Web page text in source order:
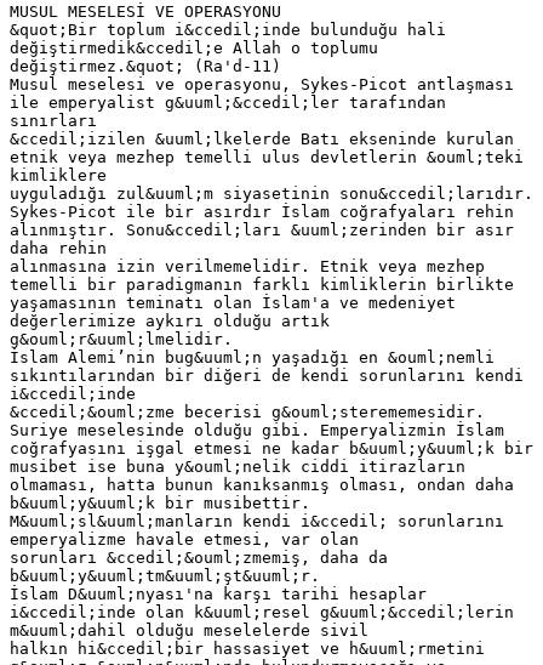
MUSUL MESELESİ VE OPERASYONU
&quot;Bir toplum i&ccedil;inde bulunduğu hali
değiştirmedik&ccedil;e Allah o toplumu
değiştirmez.&quot; (Ra'd-11)
Musul meselesi ve operasyonu, Sykes-Picot antlaşması
ile emperyalist g&uuml;&ccedil;ler tarafından
sınırları
&ccedil;izilen &uuml;lkelerde Batı ekseninde kurulan
etnik veya mezhep temelli ulus devletlerin &ouml;teki
kimliklere
uyguladığı zul&uuml;m siyasetinin sonu&ccedil;larıdır.
Sykes-Picot ile bir asırdır İslam coğrafyaları rehin
alınmıştır. Sonu&ccedil;ları &uuml;zerinden bir asır
daha rehin
alınmasına izin verilmemelidir. Etnik veya mezhep
temelli bir paradigmanın farklı kimliklerin birlikte
yaşamasının teminatı olan İslam'a ve medeniyet
değerlerimize aykırı olduğu artık
g&ouml;r&uuml;lmelidir.
İslam Alemi’nin bug&uuml;n yaşadığı en &ouml;nemli
sıkıntılarından bir diğeri de kendi sorunlarını kendi
i&ccedil;inde
&ccedil;&ouml;zme becerisi g&ouml;sterememesidir.
Suriye meselesinde olduğu gibi. Emperyalizmin İslam
coğrafyasını işgal etmesi ne kadar b&uuml;y&uuml;k bir
musibet ise buna y&ouml;nelik ciddi itirazların
olmaması, hatta bunun kanıksanmış olması, ondan daha
b&uuml;y&uuml;k bir musibettir.
M&uuml;sl&uuml;manların kendi i&ccedil; sorunlarını
emperyalizme havale etmesi, var olan
sorunları &ccedil;&ouml;zmemiş, daha da
b&uuml;y&uuml;tm&uuml;şt&uuml;r.
İslam D&uuml;nyası'na karşı tarihi hesaplar
i&ccedil;inde olan k&uuml;resel g&uuml;&ccedil;lerin
m&uuml;dahil olduğu meselelerde sivil
halkın hi&ccedil;bir hassasiyet ve h&uuml;rmetini